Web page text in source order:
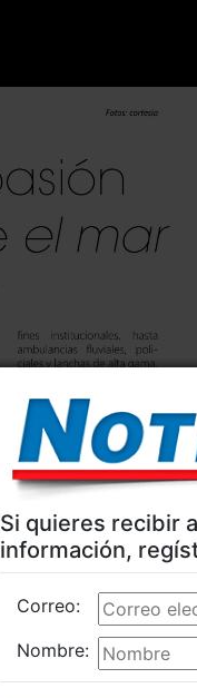
Si quieres recibir
información,
Nombre:
Correo: